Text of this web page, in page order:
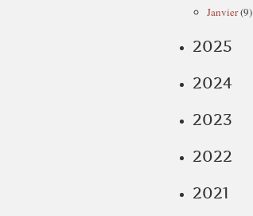
Janvier(9)
2025
2024
2023
2022
2021